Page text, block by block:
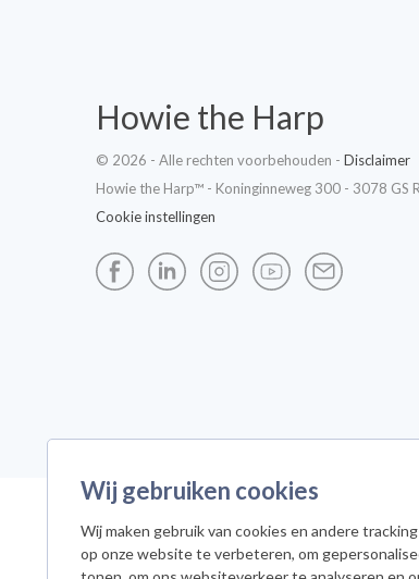
Wij gebruiken cookies
Wij maken gebruik van cookies en andere
op onze website te verbeteren, om
Howie the Harp
© 2026 - Alle rechten voorbehouden -Disclaimer
Howie the Harp™ - Koninginneweg 300 - 3078 GS
Cookie instellingen